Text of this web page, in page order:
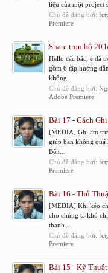
liệu của một project
Chủ đề đăng bởi:
Premiere
Share trọn bộ 20
Hello các bác, e đã
gồm 6 tập hướng
không...
Chủ đề đăng bởi:
Adobe Premiere
Bài 17 - Cách
[MEDIA] Ghi âm
giúp bạn không quá
Bên...
Chủ đề đăng bởi:
Premiere
Bài 16 - Thủ
[MEDIA] Khi kéo
cho chúng ta khó
thanh...
Chủ đề đăng bởi:
Premiere
Bài 15 - Kỹ